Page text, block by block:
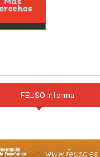
FEUSO informa